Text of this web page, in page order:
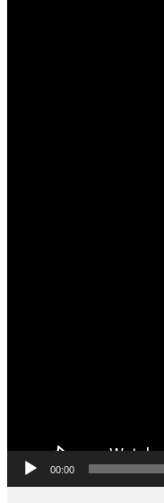
00:00